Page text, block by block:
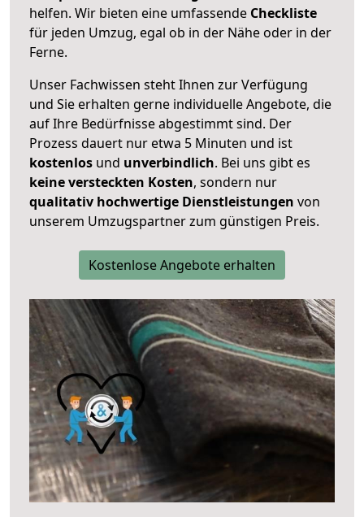
helfen. Wir bieten eine umfassende Checkliste
für jeden Umzug, egal ob in der Nähe oder in der
Ferne.
Unser Fachwissen steht Ihnen zur Verfügung
und Sie erhalten gerne individuelle Angebote, die
auf Ihre Bedürfnisse abgestimmt sind. Der
Prozess dauert nur etwa 5 Minuten und ist
kostenlos und unverbindlich. Bei uns gibt es
keine versteckten Kosten, sondern nur
qualitativ hochwertige Dienstleistungen von
unserem Umzugspartner zum günstigen Preis.
Kostenlose Angebote erhalten